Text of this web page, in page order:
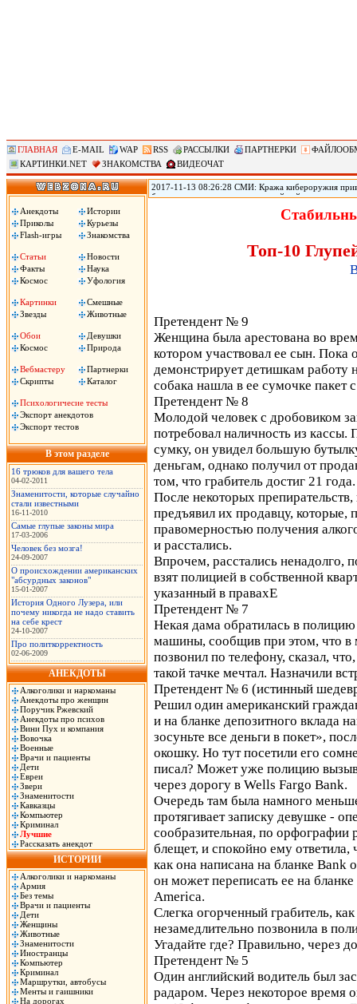
ГЛАВНАЯ E-MAIL WAP RSS РАССЫЛКИ ПАРТНЕРКИ
КАРТИНКИ.NET
ЗНАКОМСТВА ВИДЕОЧАТ
Анекдоты
Истории
Приколы
Курьезы
Flash-игры
Знакомства
Статьи
Новости
Факты
Наука
Космос
Уфология
Картинки
Смешные
Звезды
Животные
Обои
Девушки
Космос
Природа
Вебмастеру
Партнерки
Скрипты
Каталог
Психологичесие тесты
Экспорт анекдотов
Экспорт тестов
В этом разделе
16 трюков для вашего тела
04-02-2011
Знаменитости, которые случайно
стали известными
16-11-2010
Самые глупые законы мира
17-03-2006
Человек без мозга!
24-09-2007
О происхождении американских
"абсурдных законов"
15-01-2007
История Одного Лузера, или
почему никогда не надо ставить
на себе крест
24-10-2007
Про политкорректность
02-06-2009
АНЕКДОТЫ
Алкоголики и наркоманы
Анекдоты про женщин
Поручик Ржевский
Анекдоты про психов
Вини Пух и компания
Вовочка
Военные
Врачи и пациенты
Дети
Евреи
Звери
Знаменитости
Кавказцы
Компьютер
Криминал
Лучшие
Рассказать анекдот
ИСТОРИИ
Алкоголики и наркоманы
Армия
Без темы
Врачи и пациенты
Дети
Женщины
Животные
Знаменитости
Иностранцы
Компьютер
Криминал
Маршрутки, автобусы
Менты и гаишники
На дорогах
2017-11-13 08:26:28 СМИ: Кража кибероружия
безопасности переживает крупнейший кризис из-
Shadow Brokers опубликовала программный код
Топ-10
Претендент № 9
Женщина была арестована во
котором участвовал ее сын. Пока
демонстрирует детишкам работу
собака нашла в ее сумочке пакет
Претендент № 8
Молодой человек с дробовиком
потребовал наличность из
сумку, он увидел большую
деньгам, однако получил от
том, что грабитель достиг 21 года.
После некоторых препирательств,
предъявил их продавцу, которые,
правомерностью получения
и расстались.
Впрочем, расстались ненадолго,
взят полицией в собственной
указанный в правахЕ
Претендент № 7
Некая дама обратилась в
машины, сообщив при этом, что
позвонил по телефону, сказал,
такой тачке мечтал. Назначили
Претендент № 6 (истинный
Решил один американский
и на бланке депозитного вклада
зосуньте все деньги в покет»,
окошку. Но тут посетили его
писал? Может уже полицию
через дорогу в Wells Fargo Bank.
Очередь там была намного
протягивает записку девушке -
сообразительная, по орфографии
блещет, и спокойно ему ответила,
как она написана на бланке
он может переписать ее на
America.
Слегка огорченный грабитель,
незамедлительно позвонила в
Угадайте где? Правильно, через
Претендент № 5
Один английский водитель был
радаром. Через некоторое время